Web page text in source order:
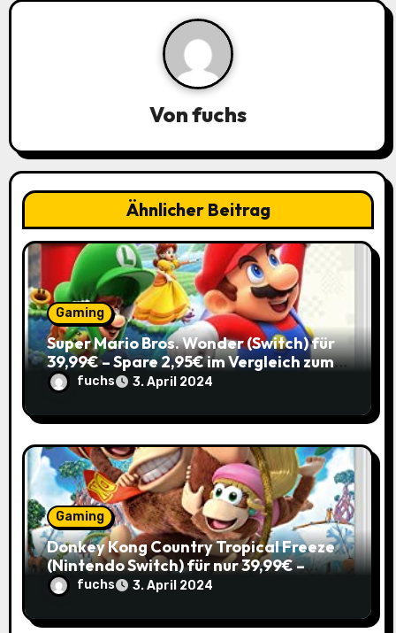
g
t
i
o
n
Vonfuchs
Ähnlicher Beitrag
Gaming
Super Mario Bros. Wonder (Switch) für
39,99€ – Spare 2,95€ im Vergleich zum
Normalpreis!
fuchs 3. April 2024
Gaming
Donkey Kong Country Tropical Freeze
(Nintendo Switch) für nur 39,99€ –
Spare 16% im Vergleich zum alten Preis!
fuchs 3. April 2024